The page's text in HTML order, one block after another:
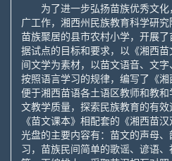
为了进一步弘扬苗族优秀文
广工作，湘西州民族教育科学研
苗族聚居的县市农村小学，开展
据试点的目标和要求，以《湘西
间文学为素材，以苗文语音、文字
按照语言学习的规律，编写了《
便于湘西苗语各土语区教师和教
文教学质量，探索民族教育的有
《苗文课本》相配套的《湘西苗
光盘的主要内容有：苗文的声母
习，苗族民间简单的歌谣、谚语